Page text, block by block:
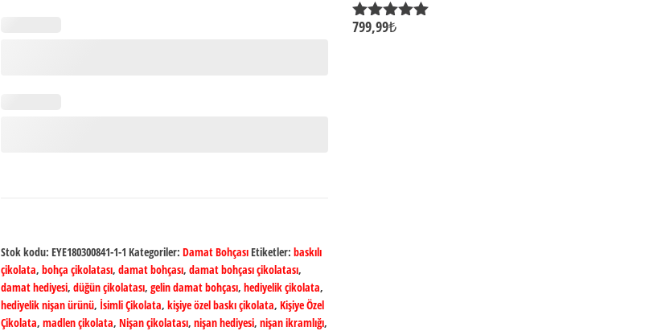
Stok kodu: EYE180300841-1-1 Kategoriler: Damat BohçasıEtiketler: baskılı
çikolata, bohça çikolatası, damat bohçası, damat bohçası çikolatası,
damat hediyesi, düğün çikolatası, gelin damat bohçası, hediyelik çikolata,
hediyelik nişan ürünü, İsimli Çikolata, kişiye özel baskı çikolata, Kişiye Özel
Çikolata, madlen çikolata, Nişan çikolatası, nişan hediyesi, nişan ikramlığı,
5 üzerinden
799,99₺